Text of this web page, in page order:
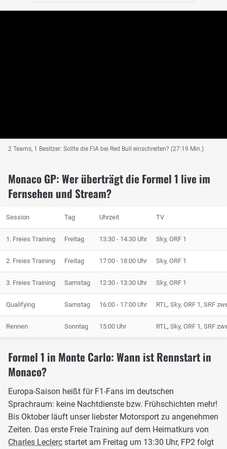
2 Teams, 1 Besitzer: Sollte die FIA bei Red Bull einschreiten? (27:19 Min.)
Monaco GP: Wer überträgt die Formel 1 live im
Fernsehen und Stream?
Session Tag Uhrzeit TV
1. Freies Training Freitag 13:30 - 14:30 Uhr Sky, ORF 1
2. Freies Training Freitag 17:00 - 18:00 Uhr Sky, ORF 1
3. Freies Training Samstag 12:30 - 13:30 Uhr Sky, ORF 1
Qualifying Samstag 16:00 - 17:00 Uhr RTL, Sky, ORF 1, SRF
Rennen Sonntag 15:00 Uhr RTL, Sky, ORF 1, SRF
Formel 1 in Monte Carlo: Wann ist Rennstart in
Monaco?
Europa-Saison heißt für F1-Fans im deutschen
Sprachraum: keine Nachtdienste bzw. Frühschichten mehr!
Bis Oktober läuft unser liebster Motorsport zu angenehmen
Zeiten. Das erste Freie Training auf dem Heimatkurs von
Charles Leclerc startet am Freitag um 13:30 Uhr, FP2 folgt